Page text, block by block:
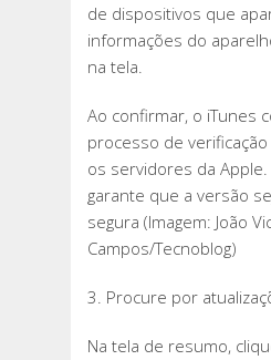
de dispositivos que
informações do
na tela.
Ao confirmar, o iTunes
processo de
os servidores da Apple.
garante que a versão
segura (Imagem: João
Campos/Tecnoblog)
3. Procure por
Na tela de resumo,